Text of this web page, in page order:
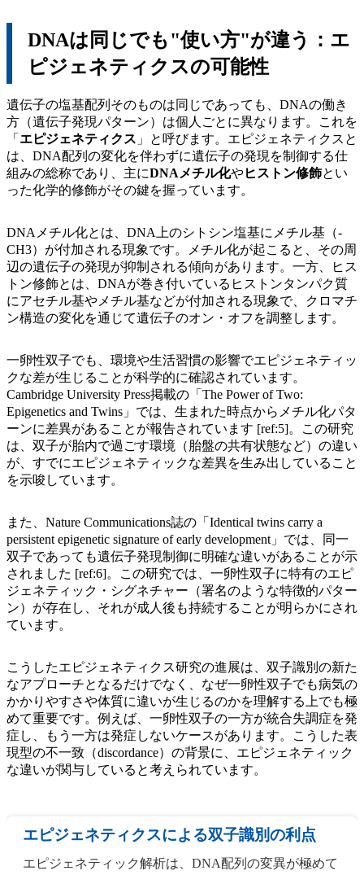
DNAは同じでも"使い方"が違う：エ
ピジェネティクスの可能性
遺伝子の塩基配列そのものは同じであっても、DNAの働き
方（遺伝子発現パターン）は個人ごとに異なります。これを
「 エピジェネティクス 」と呼びます。エピジェネティクスと
は、DNA配列の変化を伴わずに遺伝子の発現を制御する仕
組みの総称であり、主にDNAメチル化やヒストン修飾とい
った化学的修飾がその鍵を握っています。
DNAメチル化とは、DNA上のシトシン塩基にメチル基（-
CH3）が付加される現象です。メチル化が起こると、その周
辺の遺伝子の発現が抑制される傾向があります。一方、ヒス
トン修飾とは、DNAが巻き付いているヒストンタンパク質
にアセチル基やメチル基などが付加される現象で、クロマチ
ン構造の変化を通じて遺伝子のオン・オフを調整します。
一卵性双子でも、環境や生活習慣の影響でエピジェネティッ
クな差が生じることが科学的に確認されています。
Cambridge University Press掲載の「The Power of Two:
Epigenetics and Twins」では、生まれた時点からメチル化パタ
ーンに差異があることが報告されています [ref:5]。この研究
は、双子が胎内で過ごす環境（胎盤の共有状態など）の違い
が、すでにエピジェネティックな差異を生み出していること
を示唆しています。
また、Nature Communications誌の「Identical twins carry a
persistent epigenetic signature of early development」では、同一
双子であっても遺伝子発現制御に明確な違いがあることが示
されました [ref:6]。この研究では、一卵性双子に特有のエピ
ジェネティック・シグネチャー（署名のような特徴的パター
ン）が存在し、それが成人後も持続することが明らかにされ
ています。
こうしたエピジェネティクス研究の進展は、双子識別の新た
なアプローチとなるだけでなく、なぜ一卵性双子でも病気の
かかりやすさや体質に違いが生じるのかを理解する上でも極
めて重要です。例えば、一卵性双子の一方が統合失調症を発
症し、もう一方は発症しないケースがあります。こうした表
現型の不一致（discordance）の背景に、エピジェネティック
な違いが関与していると考えられています。
エピジェネティクスによる双子識別の利点
エピジェネティック解析は、DNA配列の変異が極めて